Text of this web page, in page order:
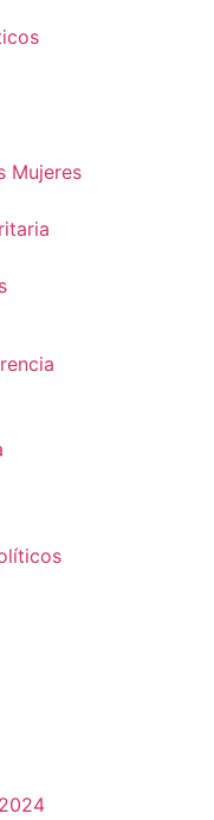
Mujeres